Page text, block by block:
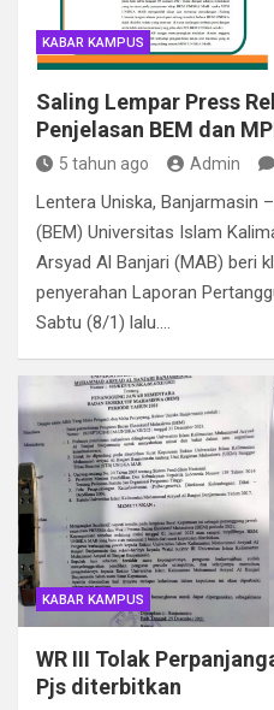
KABAR KAMPUS
Saling Lempar Press
Penjelasan BEM dan
5 tahun ago Admin
Lentera Uniska, Banjarmasin
(BEM) Universitas Islam
Arsyad Al Banjari (MAB) beri
penyerahan Laporan
Sabtu (8/1) lalu.…
KABAR KAMPUS
WR III Tolak
Pjs diterbitkan